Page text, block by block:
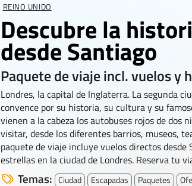
REINO UNIDO
Descubre la
desde Santiago
Paquete de viaje incl. vuelos y
Londres, la capital de Inglaterra. La segunda
convence por su historia, su cultura y su
vienen a la cabeza los autobuses rojos de dos
visitar, desde los diferentes barrios, museos,
paquete de viaje incluye vuelos directos
estrellas en la ciudad de Londres. Reserva tu
Temas: Ciudad Escapadas Paquetes